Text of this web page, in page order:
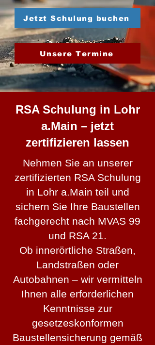
Jetzt Schulung buchen
Unsere Termine
RSA Schulung in Lohr
a.Main – jetzt
zertifizieren lassen
Nehmen Sie an unserer
zertifizierten RSA Schulung
in Lohr a.Main teil und
sichern Sie Ihre Baustellen
fachgerecht nach MVAS 99
und RSA 21.
Ob innerörtliche Straßen,
Landstraßen oder
Autobahnen – wir vermitteln
Ihnen alle erforderlichen
Kenntnisse zur
gesetzeskonformen
Baustellensicherung gemäß